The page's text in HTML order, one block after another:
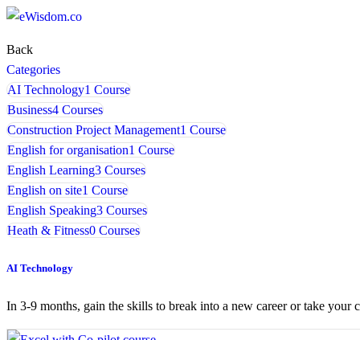
Back
Categories
AI Technology1 Course
Business4 Courses
Construction Project Management1 Course
English for organisation1 Course
English Learning3 Courses
English on site1 Course
English Speaking3 Courses
Heath & Fitness0 Courses
AI Technology
In 3-9 months, gain the skills to break into a new career or take your